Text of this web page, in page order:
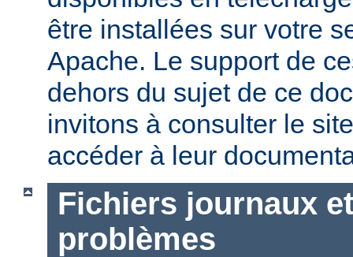
être installées sur votre
Apache. Le support de
dehors du sujet de ce
invitons à consulter le
accéder à leur
Fichiers journaux
problèmes